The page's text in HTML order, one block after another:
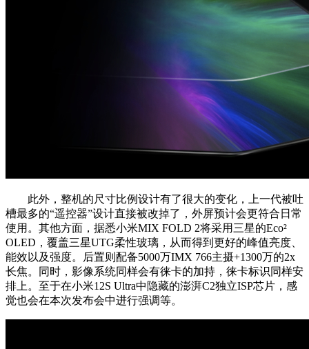
此外，整机的尺寸比例设计有了很大的变化，上一代被吐
槽最多的“遥控器”设计直接被改掉了，外屏预计会更符合日常
使用。其他方面，据悉小米MIX FOLD 2将采用三星的Eco²
OLED，覆盖三星UTG柔性玻璃，从而得到更好的峰值亮度、
能效以及强度。后置则配备5000万IMX 766主摄+1300万的2x
长焦。同时，影像系统同样会有徕卡的加持，徕卡标识同样安
排上。至于在小米12S Ultra中隐藏的澎湃C2独立ISP芯片，感
觉也会在本次发布会中进行强调等。